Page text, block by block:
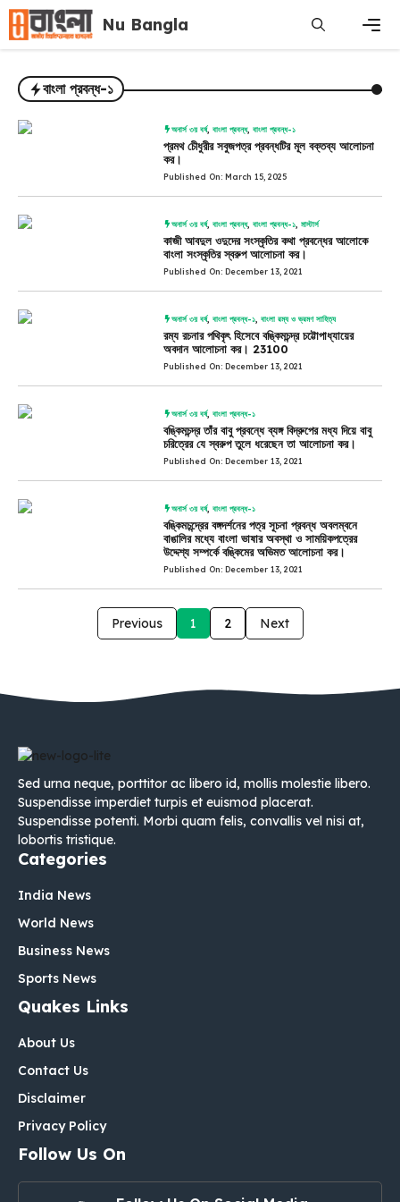
Skip
content
Nu Bangla
বাংলা প্রবন্ধ-১
অনার্স ৩য় বর্ষ,বাংলা প্রবন্ধ,বাংলা প্রবন্ধ-১
প্রমথ চেীধুরীর সবুজপত্র প্রবন্ধটির মূল বক্তব্য আলোচনা
কর।
Published On: March 15, 2025
অনার্স ৩য় বর্ষ,বাংলা প্রবন্ধ,বাংলা প্রবন্ধ-১ ,মাস্টার্স
কাজী আবদুল ওদুদের সংস্কৃতির কথা প্রবন্ধের আলোকে
বাংলা সংস্কৃতির স্বরুপ আলোচনা কর।
Published On: December 13, 2021
অনার্স ৩য় বর্ষ,বাংলা প্রবন্ধ-১ ,বাংলা রম্য ও ভ্রমণ সাহিত্য
রম্য রচনার পথিকৃৎ হিসেবে বঙ্কিমচন্দ্র চট্টোপাধ্যায়ের
অবদান আলোচনা কর। 23100
Published On: December 13, 2021
অনার্স ৩য় বর্ষ,বাংলা প্রবন্ধ-১
বঙ্কিমচন্দ্র তাঁর বাবু প্রবন্ধে ব্যঙ্গ বিদ্রুপের মধ্য দিয়ে বাবু
চরিত্রের যে স্বরুপ তুলে ধরেছেন তা আলোচনা কর।
Published On: December 13, 2021
অনার্স ৩য় বর্ষ,বাংলা প্রবন্ধ-১
বঙ্কিমচন্দ্রের বঙ্গদর্শনের পত্র সূচনা প্রবন্ধ অবলম্বনে
বাঙালির মধ্যে বাংলা ভাষার অবস্থা ও সাময়িকপত্রের
উদ্দেশ্য সম্পর্কে বঙ্কিমের অভিমত আলোচনা কর।
Published On: December 13, 2021
Previous 1 2 Next
Sed urna neque, porttitor ac libero id, mollis molestie libero.
Suspendisse imperdiet turpis et euismod placerat.
Suspendisse potenti. Morbi quam felis, convallis vel nisi at,
lobortis tristique.
Categories
India News
World News
Business News
Sports News
Quakes Links
About Us
Contact Us
Disclaimer
Privacy Policy
Follow Us On